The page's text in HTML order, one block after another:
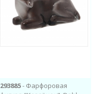
293885- Фарфоровая